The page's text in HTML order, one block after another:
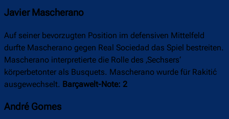
Javier Mascherano
Auf seiner bevorzugten Position im defensiven Mittelfeld
durfte Mascherano gegen Real Sociedad das Spiel bestreiten.
Mascherano interpretierte die Rolle des ‚Sechsers‘
körperbetonter als Busquets. Mascherano wurde für Rakitić
ausgewechselt. Barçawelt-Note: 2
André Gomes